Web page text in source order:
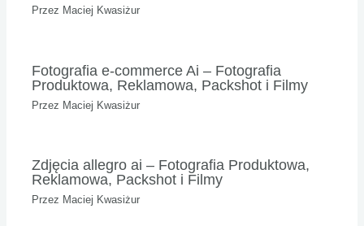
Przez Maciej Kwasiżur
Fotografia e-commerce Ai – Fotografia
Produktowa, Reklamowa, Packshot i Filmy
Przez Maciej Kwasiżur
Zdjęcia allegro ai – Fotografia Produktowa,
Reklamowa, Packshot i Filmy
Przez Maciej Kwasiżur